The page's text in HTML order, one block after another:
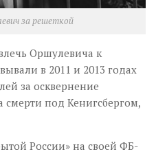
за решеткой
Оршулевича к
в 2011 и 2013 годах
за осквернение
под Кенигсбергом,
России» на своей ФБ-